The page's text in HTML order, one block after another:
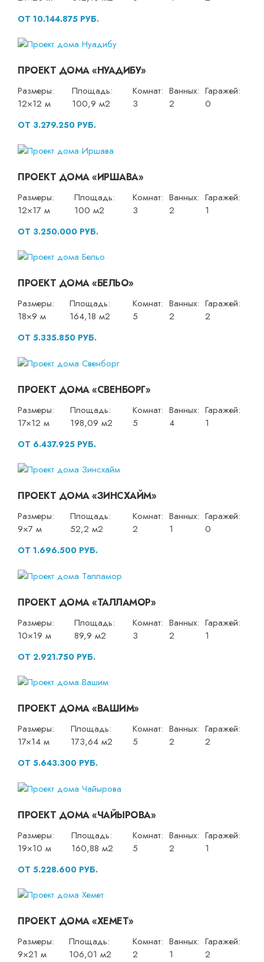
ОТ 10.144.875 РУБ.
ПРОЕКТ ДОМА «НУАДИБУ»
Размеры:
12×12 м
Площадь:
100,9 м2
Комнат:
3
Ванных:
2
Гаражей:
0
ОТ 3.279.250 РУБ.
ПРОЕКТ ДОМА «ИРШАВА»
Размеры:
12×17 м
Площадь:
100 м2
Комнат:
3
Ванных:
2
Гаражей:
1
ОТ 3.250.000 РУБ.
ПРОЕКТ ДОМА «БЕЛЬО»
Размеры:
18×9 м
Площадь:
164,18 м2
Комнат:
5
Ванных:
2
Гаражей:
2
ОТ 5.335.850 РУБ.
ПРОЕКТ ДОМА «СВЕНБОРГ»
Размеры:
17×12 м
Площадь:
198,09 м2
Комнат:
5
Ванных:
4
Гаражей:
1
ОТ 6.437.925 РУБ.
ПРОЕКТ ДОМА «ЗИНСХАЙМ»
Размеры:
9×7 м
Площадь:
52,2 м2
Комнат:
2
Ванных:
1
Гаражей:
0
ОТ 1.696.500 РУБ.
ПРОЕКТ ДОМА «ТАЛЛАМОР»
Размеры:
10×19 м
Площадь:
89,9 м2
Комнат:
3
Ванных:
2
Гаражей:
1
ОТ 2.921.750 РУБ.
ПРОЕКТ ДОМА «ВАШИМ»
Размеры:
17×14 м
Площадь:
173,64 м2
Комнат:
5
Ванных:
2
Гаражей:
2
ОТ 5.643.300 РУБ.
ПРОЕКТ ДОМА «ЧАЙЫРОВА»
Размеры:
19×10 м
Площадь:
160,88 м2
Комнат:
5
Ванных:
2
Гаражей:
1
ОТ 5.228.600 РУБ.
ПРОЕКТ ДОМА «ХЕМЕТ»
Размеры:
9×21 м
Площадь:
106,01 м2
Комнат:
2
Ванных:
1
Гаражей:
2